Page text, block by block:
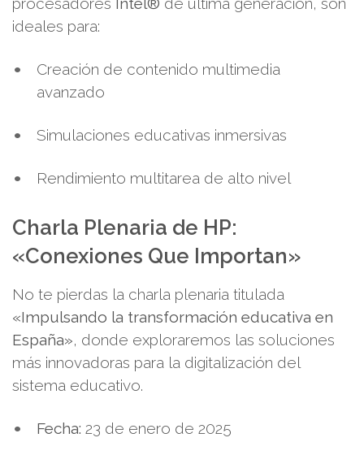
ideales para:
Creación de contenido multimedia
avanzado
Simulaciones educativas inmersivas
Rendimiento multitarea de alto nivel
Charla Plenaria de HP:
«Conexiones Que Importan»
No te pierdas la charla plenaria titulada
«Impulsando la transformación educativa en
España», donde exploraremos las soluciones
más innovadoras para la digitalización del
sistema educativo.
Fecha: 23 de enero de 2025